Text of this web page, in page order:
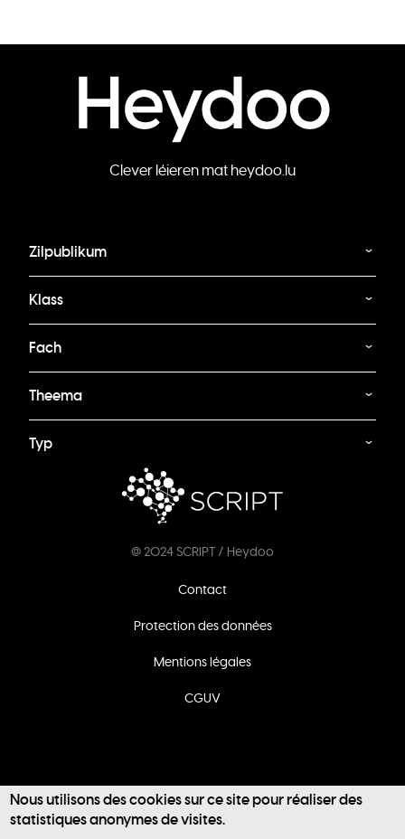
Clever léieren mat heydoo.lu
Zilpublikum
Klass
Fach
Theema
Typ
@ 2024 SCRIPT / Heydoo
Contact
Protection des données
Mentions légales
CGUV
Nous utilisons des cookies sur ce site pour réaliser des
statistiques anonymes de visites.